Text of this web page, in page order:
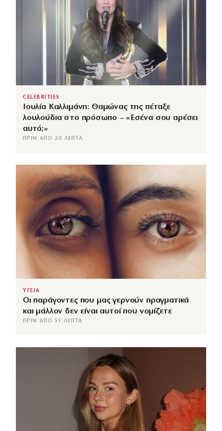
CELEBRITIES
Ιουλία Καλλιμάνη: Θαμώνας της πέταξε
λουλούδια στο πρόσωπο – «Εσένα σου αρέσει
αυτό;»
ΠΡΙΝ ΑΠΌ 20 ΛΕΠΤΆ
ΥΓΕΙΑ
Οι παράγοντες που μας γερνούν πραγματικά
και μάλλον δεν είναι αυτοί που νομίζετε
ΠΡΙΝ ΑΠΌ 51 ΛΕΠΤΆ